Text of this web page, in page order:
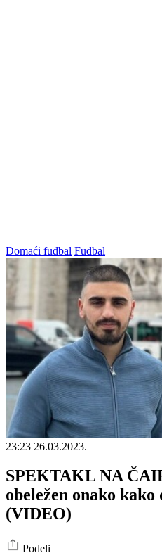
Domaći fudbal Fudbal
23:23 26.03.2023.
SPEKTAKL NA
obeležen onako
(VIDEO)
Podeli